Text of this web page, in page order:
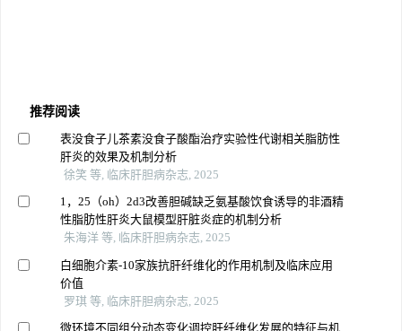
推荐阅读
表没食子儿茶素没食子酸酯治疗实验性代谢相关脂肪性
肝炎的效果及机制分析
徐笑 等, 临床肝胆病杂志, 2025
1，25（oh）2d3改善胆碱缺乏氨基酸饮食诱导的非酒精
性脂肪性肝炎大鼠模型肝脏炎症的机制分析
朱海洋 等, 临床肝胆病杂志, 2025
白细胞介素-10家族抗肝纤维化的作用机制及临床应用
价值
罗琪 等, 临床肝胆病杂志, 2025
微环境不同组分动态变化调控肝纤维化发展的特征与机